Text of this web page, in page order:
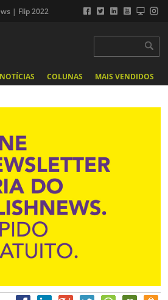
| Flip 2022
NOTÍCIAS COLUNAS MAIS VENDIDOS